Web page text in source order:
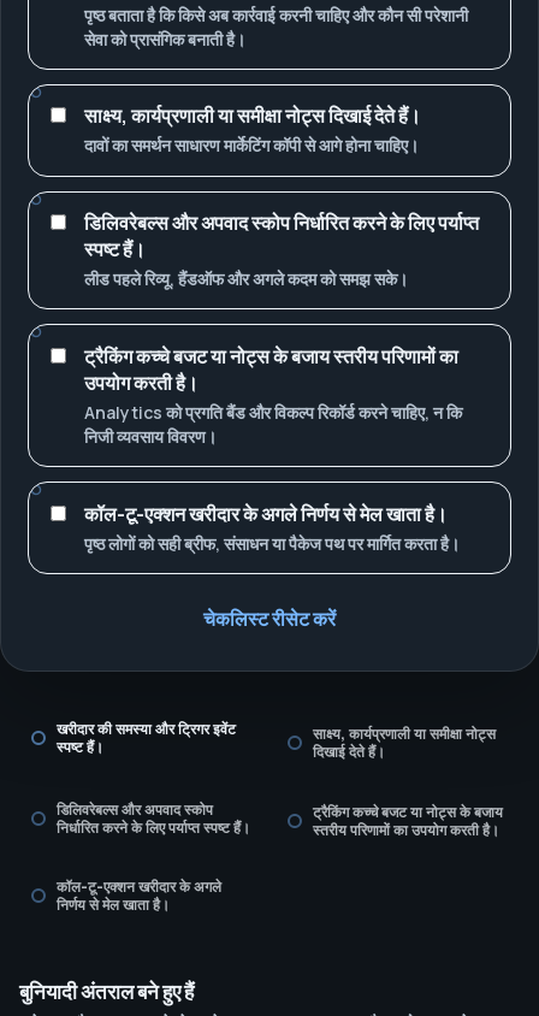
पृष्ठ बताता है कि किसे अब कार्रवाई करनी चाहिए और कौन सी परेशानी
सेवा को प्रासंगिक बनाती है।
साक्ष्य, कार्यप्रणाली या समीक्षा नोट्स दिखाई देते हैं।
दावों का समर्थन साधारण मार्केटिंग कॉपी से आगे होना चाहिए।
डिलिवरेबल्स और अपवाद स्कोप निर्धारित करने के लिए पर्याप्त
स्पष्ट हैं।
लीड पहले रिव्यू, हैंडऑफ और अगले कदम को समझ सके।
ट्रैकिंग कच्चे बजट या नोट्स के बजाय स्तरीय परिणामों का
उपयोग करती है।
Analytics को प्रगति बैंड और विकल्प रिकॉर्ड करने चाहिए, न कि
निजी व्यवसाय विवरण।
कॉल-टू-एक्शन खरीदार के अगले निर्णय से मेल खाता है।
पृष्ठ लोगों को सही ब्रीफ, संसाधन या पैकेज पथ पर मार्गित करता है।
चेकलिस्ट रीसेट करें
खरीदार की समस्या और ट्रिगर इवेंट
स्पष्ट हैं।
साक्ष्य, कार्यप्रणाली या समीक्षा नोट्स
दिखाई देते हैं।
डिलिवरेबल्स और अपवाद स्कोप
निर्धारित करने के लिए पर्याप्त स्पष्ट हैं।
ट्रैकिंग कच्चे बजट या नोट्स के बजाय
स्तरीय परिणामों का उपयोग करती है।
कॉल-टू-एक्शन खरीदार के अगले
निर्णय से मेल खाता है।
बुनियादी अंतराल बने हुए हैं